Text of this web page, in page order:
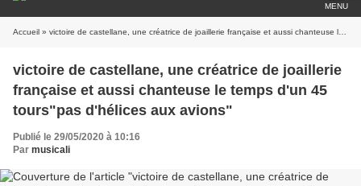
MENU
Accueil » victoire de castellane, une créatrice de joaillerie française et aussi chanteuse le temps d'un 45 tours"pas d'hélices aux avions"
victoire de castellane, une créatrice de joaillerie
française et aussi chanteuse le temps d'un 45
tours"pas d'hélices aux avions"
Publié le 29/05/2020 à 10:16
Par musicali